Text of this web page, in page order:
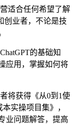
适合任何希望了解
创业者，不论是技
的基础知
应用，掌握如何将
将获得《从0到1使
实操项目集》，
业问题解答，提高